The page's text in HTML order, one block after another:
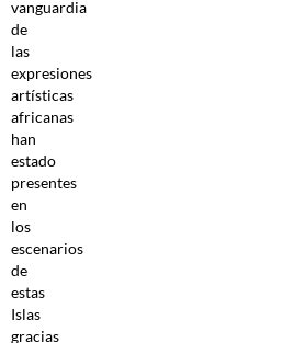
vanguardia
de
las
expresiones
artísticas
africanas
han
estado
presentes
en
los
escenarios
de
estas
Islas
gracias